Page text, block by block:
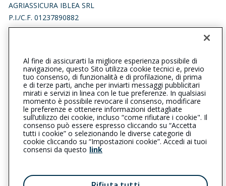
AGRIASSICURA IBLEA SRL
P.I./C.F. 01237890882
VIA TEOCRITO 6, 97100 RAGUSA (RG)
0932683021 0932686418
ragusateocrito@cattolica.it
agriassicuraiblea@pec.it
L’intermediario è soggetto al controllo dell’IVASS. Consulta il
Registro RUI al seguentelink
Privacy | Cookie | Il Gruppo Generali
Al fine di assicurarti la migliore esperienza possibile di
navigazione, questo Sito utilizza cookie tecnici e, previo
tuo consenso, di funzionalità e di profilazione, di prima
e di terze parti, anche per inviarti messaggi pubblicitari
mirati e servizi in linea con le tue preferenze. In qualsiasi
momento è possibile revocare il consenso, modificare
le preferenze e ottenere informazioni dettagliate
sull’utilizzo dei cookie, incluso “come rifiutare i cookie". Il
consenso può essere espresso cliccando su “Accetta
tutti i cookie” o selezionando le diverse categorie di
cookie cliccando su “Impostazioni cookie”. Accedi ai tuoi
consensi da questo link